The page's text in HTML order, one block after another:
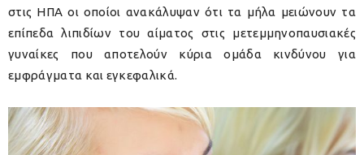
στις ΗΠΑ οι οποίοι ανακάλυψαν ότι τα μήλα μειώνουν τα
επίπεδα λιπιδίων του αίματος στις μετεμμηνοπαυσιακές
γυναίκες που αποτελούν κύρια ομάδα κινδύνου για
εμφράγματα και εγκεφαλικά.